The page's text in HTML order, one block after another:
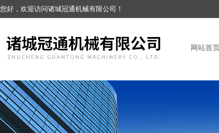
您好，欢迎访问诸城冠通机械有限公司！
网站首